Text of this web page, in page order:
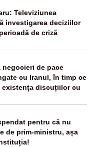
Televiziunea
investigarea deciziilor
de criză
negocieri de pace
cu Iranul, în timp ce
existența discuțiilor cu
pentru că nu
de prim-ministru, așa